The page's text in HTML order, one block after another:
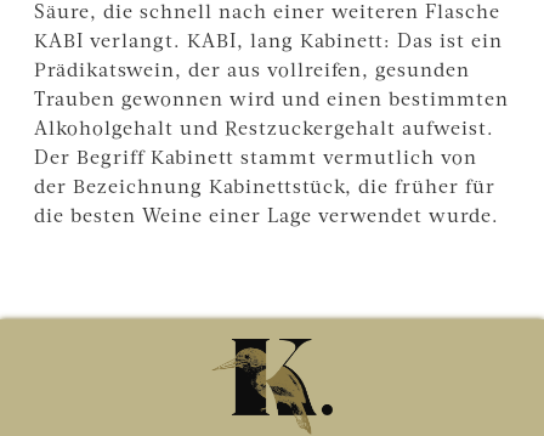
Säure, die schnell nach einer weiteren Flasche
KABI verlangt. KABI, lang Kabinett: Das ist ein
Prädikatswein, der aus vollreifen, gesunden
Trauben gewonnen wird und einen bestimmten
Alkoholgehalt und Restzuckergehalt aufweist.
Der Begriff Kabinett stammt vermutlich von
der Bezeichnung Kabinettstück, die früher für
die besten Weine einer Lage verwendet wurde.